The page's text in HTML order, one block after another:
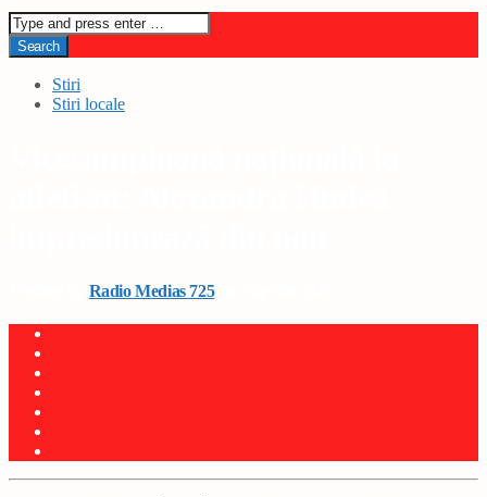
Stiri
Stiri locale
Radio Medias 725on 7 aprilie 2025